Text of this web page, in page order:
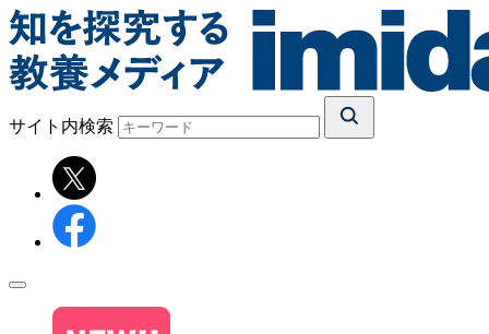
サイト内検索